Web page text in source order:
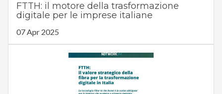
FTTH: il motore della trasformazione
digitale per le imprese italiane
07 Apr 2025